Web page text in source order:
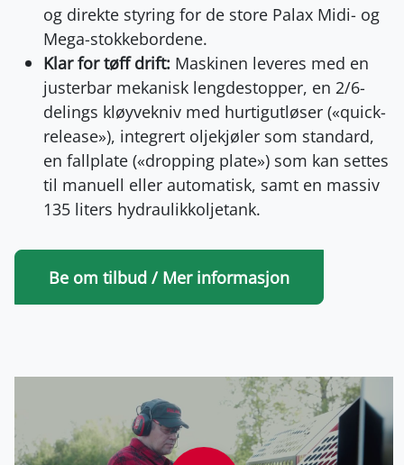
og direkte styring for de store Palax Midi- og
Mega-stokkebordene.
Klar for tøff drift: Maskinen leveres med en
justerbar mekanisk lengdestopper, en 2/6-
delings kløyvekniv med hurtigutløser («quick-
release»), integrert oljekjøler som standard,
en fallplate («dropping plate») som kan settes
til manuell eller automatisk, samt en massiv
135 liters hydraulikkoljetank.
Be om tilbud / Mer informasjon